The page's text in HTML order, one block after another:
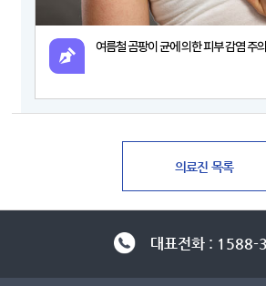
여름철 곰팡이 균에 의한 피부 감염 주
대표전화 : 1588-